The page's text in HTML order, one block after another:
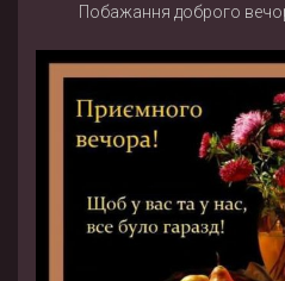
Побажання доброго